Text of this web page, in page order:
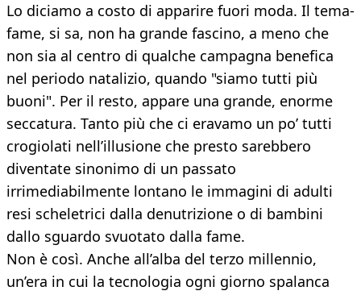
Lo diciamo a costo di apparire fuori moda. Il tema-
fame, si sa, non ha grande fascino, a meno che
non sia al centro di qualche campagna benefica
nel periodo natalizio, quando "siamo tutti più
buoni". Per il resto, appare una grande, enorme
seccatura. Tanto più che ci eravamo un po’ tutti
crogiolati nell’illusione che presto sarebbero
diventate sinonimo di un passato
irrimediabilmente lontano le immagini di adulti
resi scheletrici dalla denutrizione o di bambini
dallo sguardo svuotato dalla fame.
Non è così. Anche all’alba del terzo millennio,
un’era in cui la tecnologia ogni giorno spalanca